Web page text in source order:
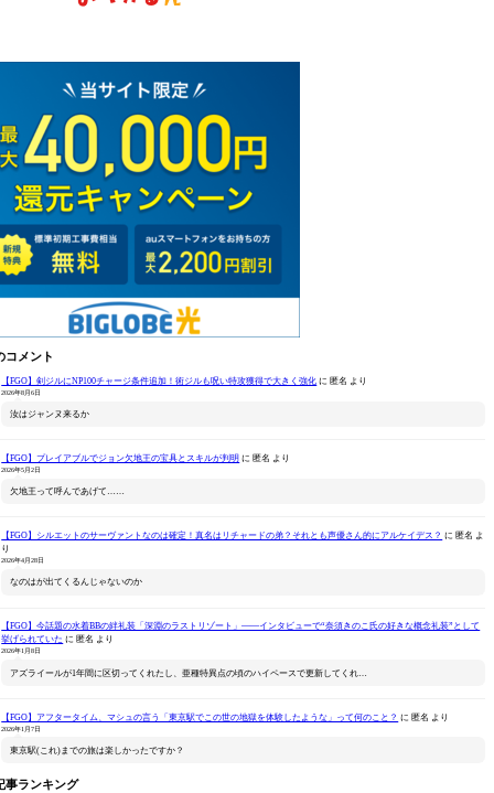
コメント
【FGO】剣ジルにNP100チャージ条件追加！術ジルも呪い特攻獲得で大きく強化 に 匿名 より
2026年8月6日
汝はジャンヌ来るか
【FGO】プレイアブルでジョン欠地王の宝具とスキルが判明 に 匿名 より
2026年5月2日
欠地王って呼んであげて……
【FGO】シルエットのサーヴァントなのは確定！真名はリチャードの弟？それとも声優さん的にアルケイデス？ に 匿名 よ
り
2026年4月28日
なのはが出てくるんじゃないのか
【FGO】今話題の水着BBの絆礼装「深淵のラストリゾート」――インタビューで“奈須きのこ氏の好きな概念礼装”として
挙げられていた に 匿名 より
2026年1月8日
アズライールが1年間に区切ってくれたし、亜種特異点の頃のハイペースで更新してくれ…
【FGO】アフタータイム、マシュの言う「東京駅でこの世の地獄を体験したような」って何のこと？ に 匿名 より
2026年1月7日
東京駅(これ)までの旅は楽しかったですか？
事ランキング